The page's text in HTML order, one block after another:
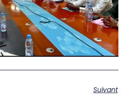
Suivant